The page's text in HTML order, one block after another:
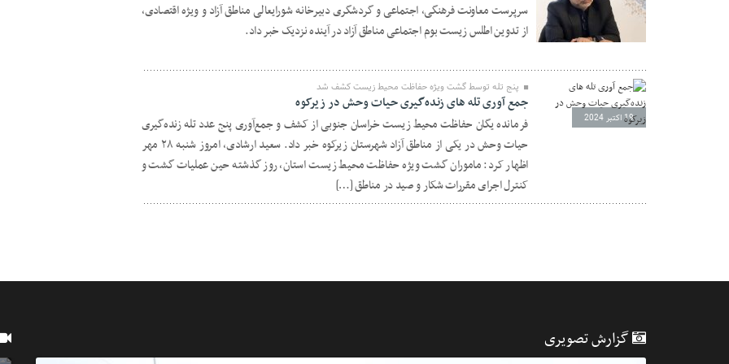
سرپرست معاونت فرهنگی، اجتماعی و گردشگری دبیرخانه شورایعالی مناطق آزاد و ویژه اقتصادی،
از تدوین اطلس زیست بوم اجتماعی مناطق آزاد در آینده نزدیک خبر داد.
19 اکتبر 2024
پنج تله توسط گشت ویژه حفاظت محیط زیست کشف شد
جمع آوری تله های زنده‌گیری حیات وحش در زیرکوه
فرمانده یگان حفاظت محیط زیست خراسان جنوبی از کشف و جمع‌آوری پنج عدد تله زنده‌گیری
حیات وحش در یکی از مناطق آزاد شهرستان زیرکوه خبر داد. سعید ارشادی، امروز شنبه ۲۸ مهر
اظهار کرد: ماموران گشت ویژه حفاظت محیط زیست استان، روز گذشته حین عملیات گشت و
کنترل اجرای مقررات شکار و صید در مناطق […]
گزارش تصویری